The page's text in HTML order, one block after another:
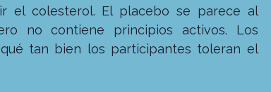
el colesterol. El placebo se parece al
no contiene principios activos. Los
tan bien los participantes toleran el